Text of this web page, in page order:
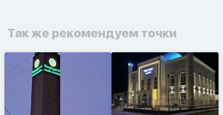
Так же рекомендуем точки